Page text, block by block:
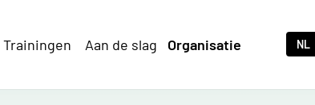
Trainingen Aan de slag Organisatie NL
Zoeken